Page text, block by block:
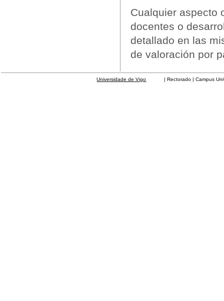
Cualquier aspecto
docentes o
detallado en las
de valoración por
Universidade de Vigo | Rectorado | Campus